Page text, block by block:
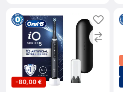
-80,00 €